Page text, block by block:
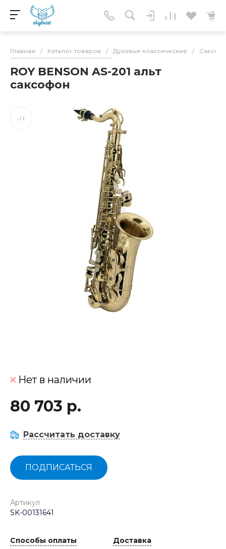
Главная / Каталог товаров / Духовые классические /
ROY BENSON AS-201 альт
саксофон
Нет в наличии
80 703 р.
Рассчитать доставку
ПОДПИСАТЬСЯ
Артикул
SK-00131641
Способы оплаты Доставка